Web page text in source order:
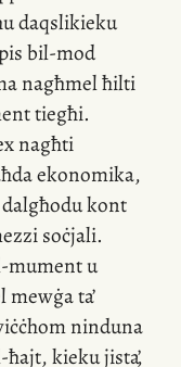
daqslikieku
bil-mod
nagħmel ħilti
tiegħi.
nagħti
ekonomika,
kont
soċjali.
mumentu
mewġa ta’
ninduna
ħajt, kieku jista’,